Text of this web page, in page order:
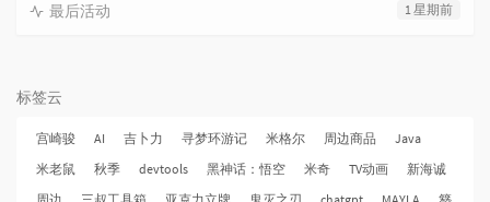
1 星期前
最后活动
标签云
宫崎骏 AI 吉卜力 寻梦环游记 米格尔 周边商品
Java
米老鼠
秋季 devtools 黑神话：悟空 米奇 TV动画
新海诚